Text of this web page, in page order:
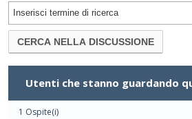
Utenti che stanno guardando
1 Ospite(i)